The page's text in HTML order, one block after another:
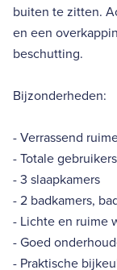
buiten te zitten.
en een
beschutting.
Bijzonderheden:
- Verrassend
- Totale
- 3 slaapkamers
- 2 badkamers,
- Lichte en ruime
- Goed
- Praktische